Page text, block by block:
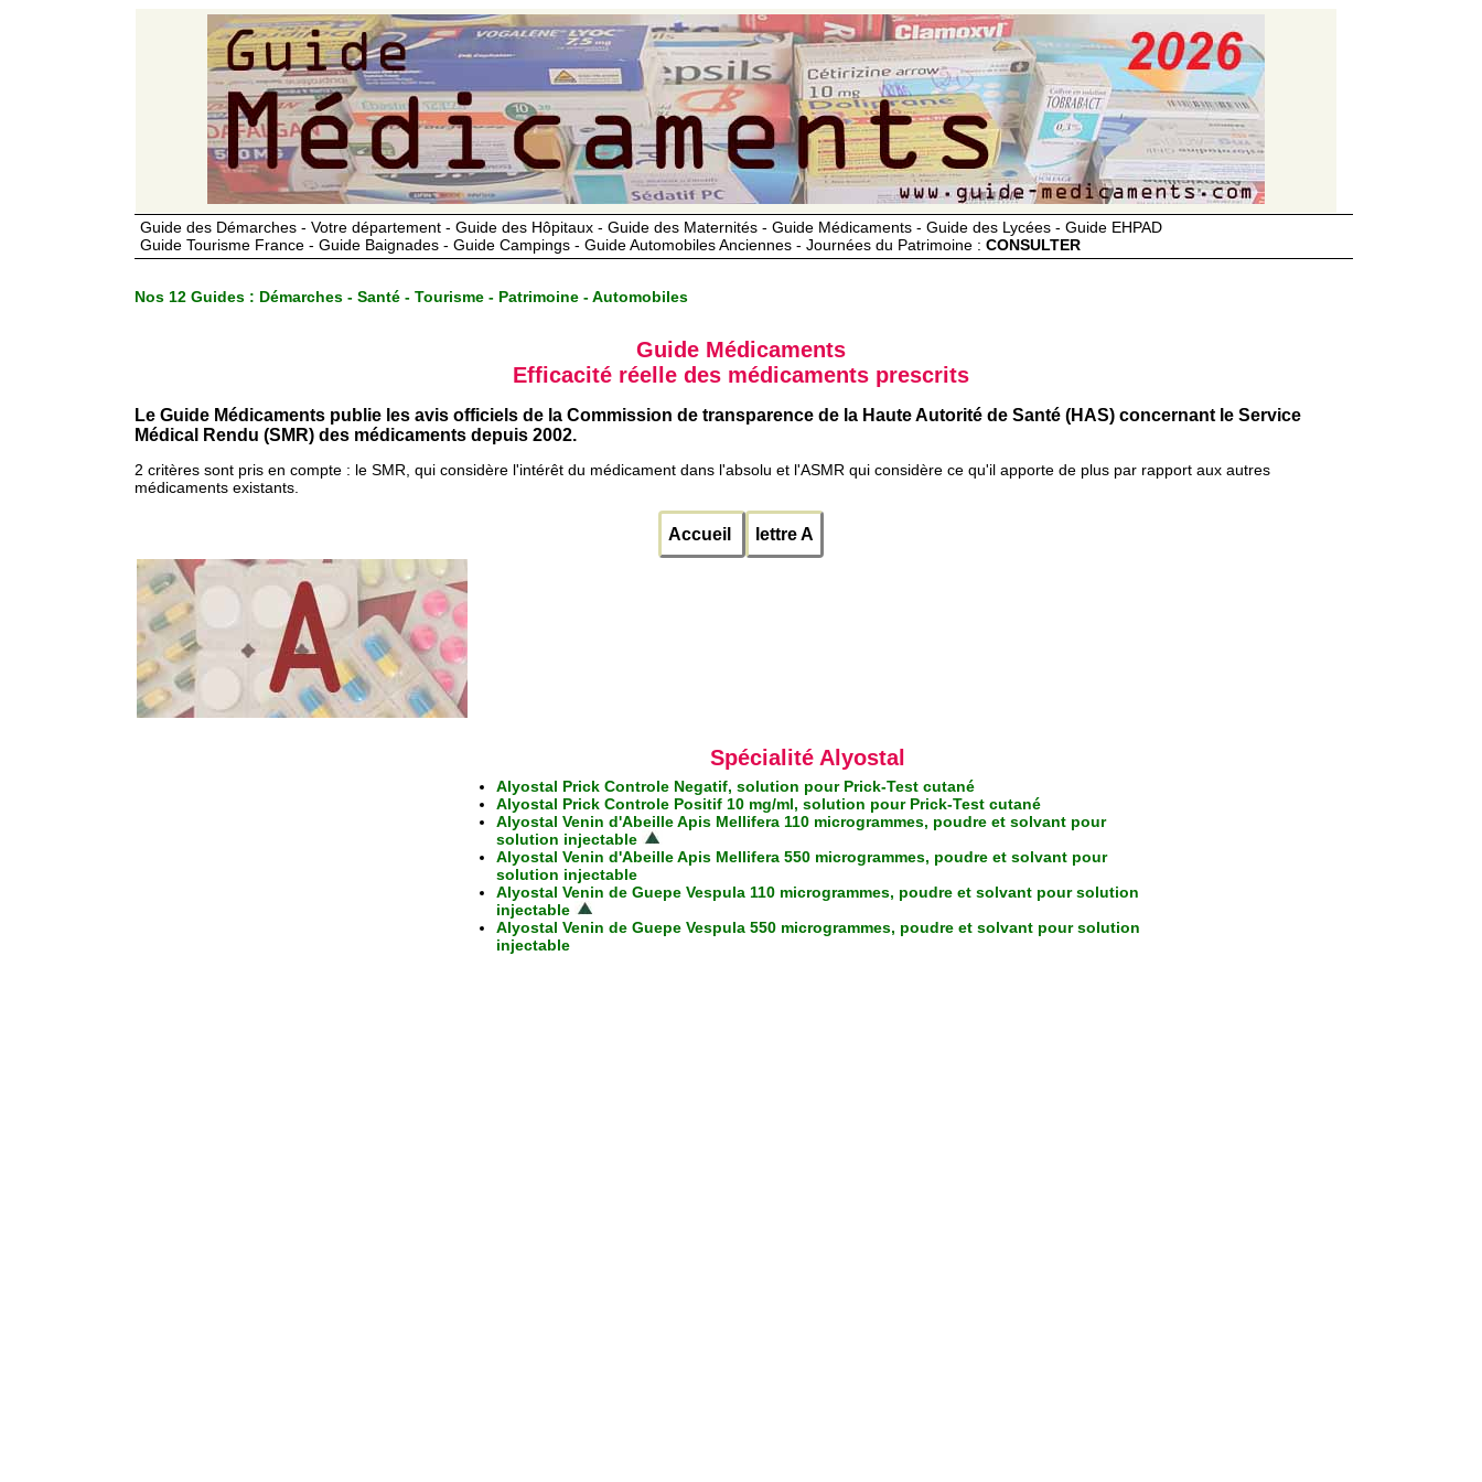
Guide des Démarches - Votre département - Guide des Hôpitaux - Guide des Maternités - Guide Médicaments - Guide des Lycées - Guide EHPAD
Guide Tourisme France - Guide Baignades - Guide Campings - Guide Automobiles Anciennes - Journées du Patrimoine : CONSULTER
Nos 12 Guides : Démarches - Santé - Tourisme - Patrimoine - Automobiles
Guide Médicaments
Efficacité réelle des médicaments prescrits
Le Guide Médicaments publie les avis officiels de la Commission de transparence de la Haute Autorité de Santé (HAS) concernant le Service
Médical Rendu (SMR) des médicaments depuis 2002.
2 critères sont pris en compte : le SMR, qui considère l'intérêt du médicament dans l'absolu et l'ASMR qui considère ce qu'il apporte de plus par rapport aux autres
médicaments existants.
Accueil lettre A
Spécialité Alyostal
Alyostal Prick Controle Negatif, solution pour Prick-Test cutané
Alyostal Prick Controle Positif 10 mg/ml, solution pour Prick-Test cutané
Alyostal Venin d'Abeille Apis Mellifera 110 microgrammes, poudre et solvant pour
solution injectable
Alyostal Venin d'Abeille Apis Mellifera 550 microgrammes, poudre et solvant pour
solution injectable
Alyostal Venin de Guepe Vespula 110 microgrammes, poudre et solvant pour solution
injectable
Alyostal Venin de Guepe Vespula 550 microgrammes, poudre et solvant pour solution
injectable